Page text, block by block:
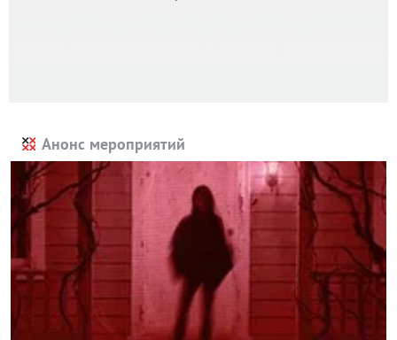
Анонс мероприятий